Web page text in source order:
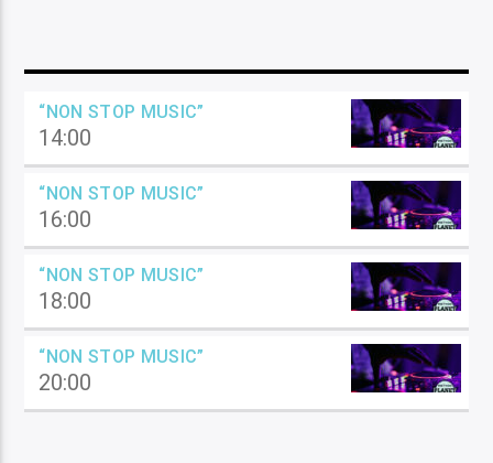
“NON STOP MUSIC”
14:00
“NON STOP MUSIC”
16:00
“NON STOP MUSIC”
18:00
“NON STOP MUSIC”
20:00